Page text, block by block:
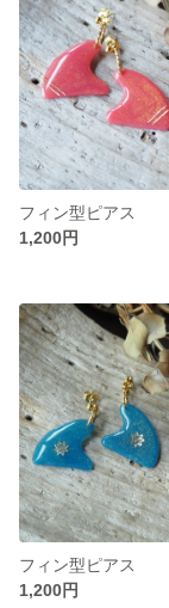
フィン型ピアス
1,200円
フィン型ピアス
1,200円